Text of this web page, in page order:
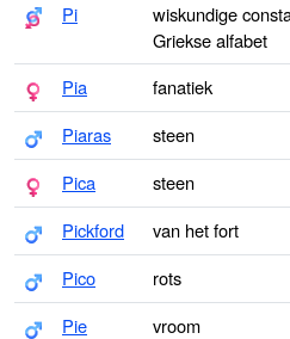
Pi
wiskundige
Griekse alfabet
Pia
fanatiek
Piaras
steen
Pica
steen
Pickford
van het fort
Pico
rots
Pie
vroom